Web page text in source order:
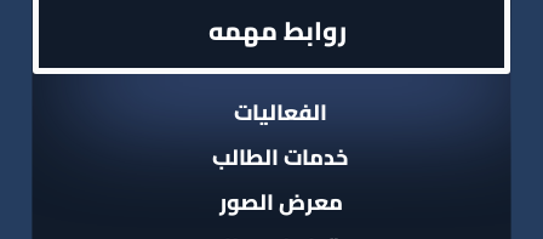
روابط مهمه
الفعاليات
خدمات الطالب
معرض الصور